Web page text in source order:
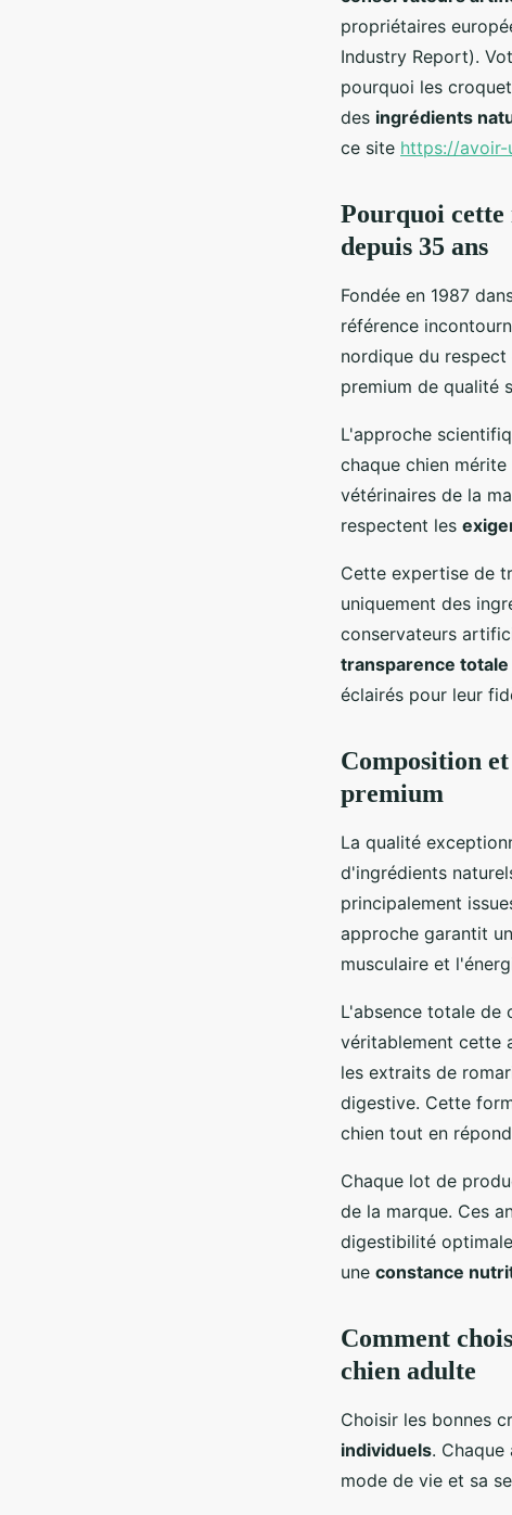
propriétaires
Industry Report).
pourquoi les
des ingrédients
ce site https://avoir-
Pourquoi
depuis 35 ans
Fondée en 1987
référence
nordique du
premium de qualité
L'approche
chaque chien
vétérinaires de la
respectent les
Cette expertise de
uniquement des
conservateurs
transparence totale
éclairés pour leur
Composition
premium
La qualité
d'ingrédients
principalement
approche garantit
musculaire et
L'absence totale de
véritablement cette
les extraits de
digestive. Cette
chien tout en
Chaque lot de
de la marque. Ces
digestibilité
une constance
Comment
chien adulte
Choisir les bonnes
individuels.
mode de vie et sa